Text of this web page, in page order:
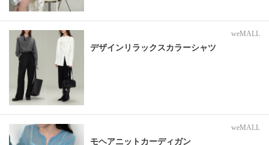
weMALL
デザインリラックスカラーシャツ
weMALL
モヘアニットカーディガン